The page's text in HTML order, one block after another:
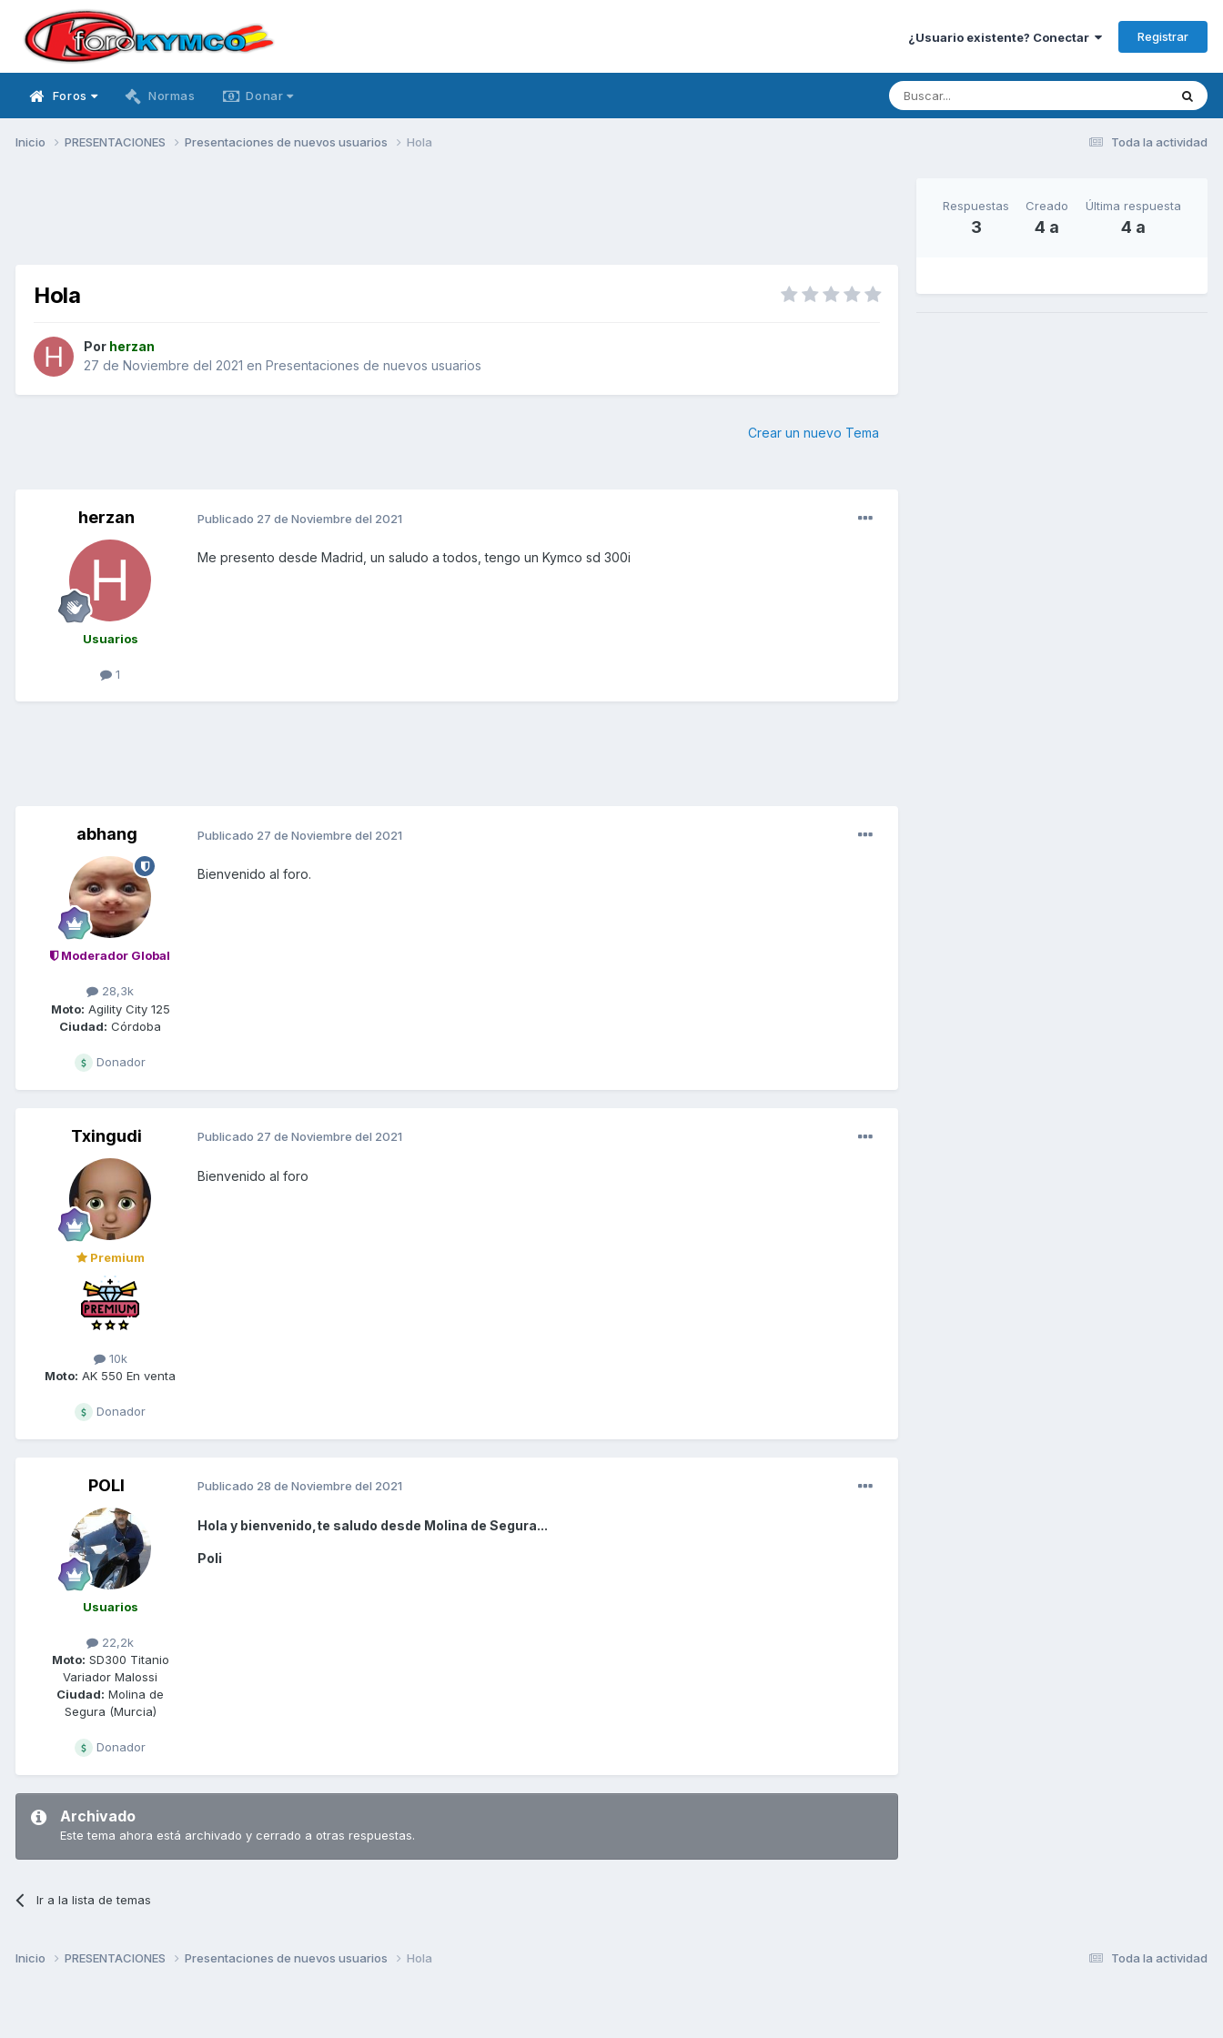
¿Usuario existente? Conectar Registrar
Foros Normas Donar
Toda la actividad
Inicio PRESENTACIONES Presentaciones de nuevos usuarios Hola
Hola
Por herzan
27 de Noviembre del 2021 en Presentaciones de nuevos usuarios
Crear un nuevo Tema
herzan
Usuarios
1
Publicado 27 de Noviembre del 2021
Me presento desde Madrid, un saludo a todos, tengo un Kymco sd 300i
abhang
Moderador Global
28,3k
Moto: Agility City 125
Ciudad: Córdoba
Donador
Publicado 27 de Noviembre del 2021
Bienvenido al foro.
Txingudi
Premium
10k
Moto: AK 550 En venta
Donador
Publicado 27 de Noviembre del 2021
Bienvenido al foro
POLI
Usuarios
22,2k
Moto: SD300 Titanio
Variador Malossi
Ciudad: Molina de
Segura (Murcia)
Donador
Publicado 28 de Noviembre del 2021
Hola y bienvenido,te saludo desde Molina de Segura...
Poli
Archivado
Este tema ahora está archivado y cerrado a otras respuestas.
Ir a la lista de temas
Respuestas
3
Creado
4 a
Última respuesta
4 a
Toda la actividad
Inicio PRESENTACIONES Presentaciones de nuevos usuarios Hola